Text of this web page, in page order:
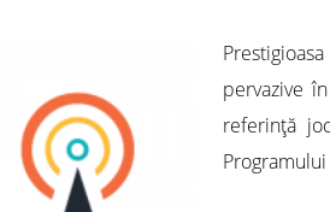
pervazive
referinţă